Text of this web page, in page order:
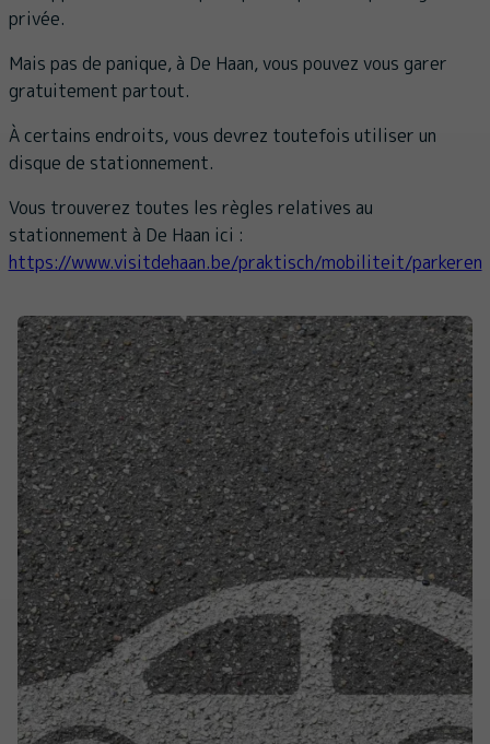
privée.
Mais pas de panique, à De Haan, vous pouvez vous garer
gratuitement partout.
À certains endroits, vous devrez toutefois utiliser un
disque de stationnement.
Vous trouverez toutes les règles relatives au
stationnement à De Haan ici :
https://www.visitdehaan.be/praktisch/mobiliteit/parkeren